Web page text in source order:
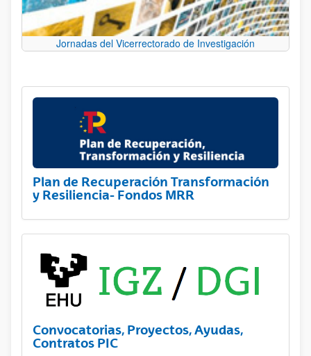
Jornadas del Vicerrectorado de Investigación
Plan de Recuperación Transformación
y Resiliencia- Fondos MRR
Convocatorias, Proyectos, Ayudas,
Contratos PIC